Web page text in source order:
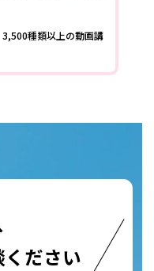
種類以上の動画講
ださい